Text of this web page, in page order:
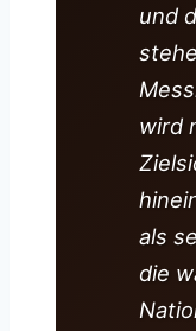
und
wird
als
die